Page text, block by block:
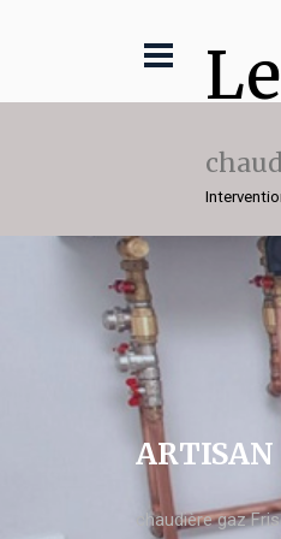
ARTISAN
chaudière gaz